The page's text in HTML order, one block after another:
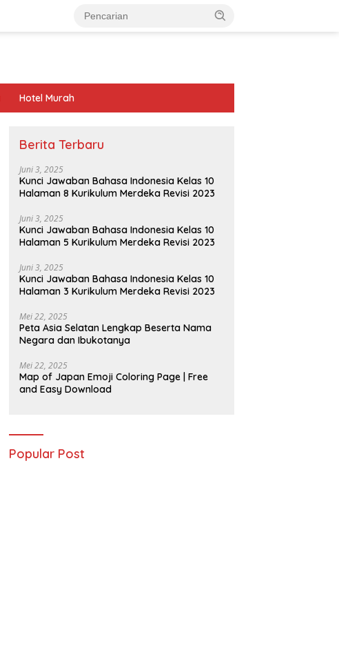
Hotel Murah
Berita Terbaru
Juni 3, 2025
Kunci Jawaban Bahasa Indonesia Kelas 10
Halaman 8 Kurikulum Merdeka Revisi 2023
Juni 3, 2025
Kunci Jawaban Bahasa Indonesia Kelas 10
Halaman 5 Kurikulum Merdeka Revisi 2023
Juni 3, 2025
Kunci Jawaban Bahasa Indonesia Kelas 10
Halaman 3 Kurikulum Merdeka Revisi 2023
Mei 22, 2025
Peta Asia Selatan Lengkap Beserta Nama
Negara dan Ibukotanya
Mei 22, 2025
Map of Japan Emoji Coloring Page | Free
and Easy Download
Popular Post